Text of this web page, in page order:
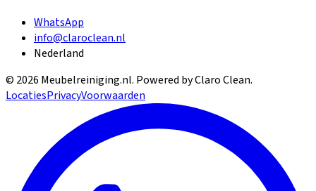
WhatsApp
info@claroclean.nl
Nederland
© 2026 Meubelreiniging.nl. Powered by Claro Clean.
LocatiesPrivacyVoorwaarden